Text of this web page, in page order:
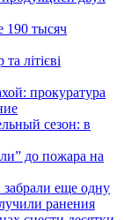
190 тысяч
літієві
прокуратура
сезон: в
до пожара на
еще одну
ранения